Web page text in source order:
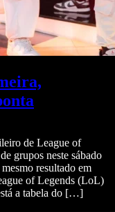
de League of
grupos neste sábado
resultado em
of Legends (LoL)
a tabela do […]